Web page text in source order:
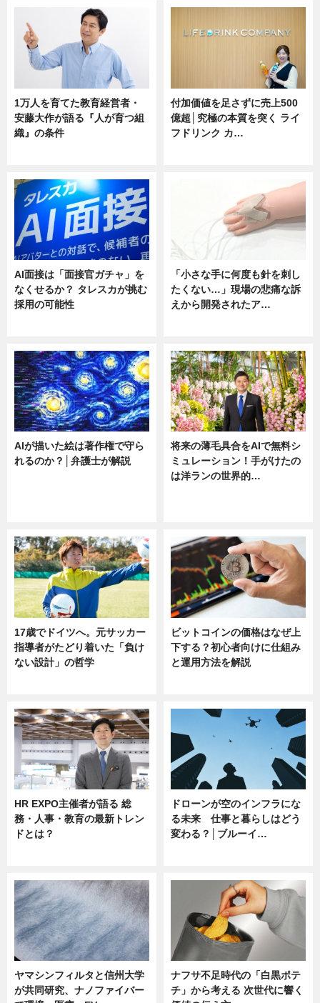
1万人を育てた教育経営者・
安藤大作が語る『人が育つ組
織』の条件
付加価値を足さずに売上500
億超│究極の本質を突く ライ
フドリンク カ…
AI面接は「面接官ガチャ」を
なくせるか？ タレスカが挑む
採用の可能性
「小さな手に何度も針を刺し
たくない…」現場の悲痛な訴
えから開発されたア…
AIが描いた絵は著作権で守ら
れるのか？│弁護士が解説
将来の薄毛具合をAIで無料シ
ミュレーション！手がけたの
は洋ランの世界的…
17歳でドイツへ。元サッカー
指導者がたどり着いた「負け
ない設計」の哲学
ビットコインの価格はなぜ上
下する？初心者向けに仕組み
と運用方法を解説
HR EXPO主催者が語る 総
務・人事・教育の最新トレン
ドとは？
ドローンが空のインフラにな
る未来 仕事と暮らしはどう
変わる？│ブルーイ…
ヤマシンフィルタと信州大学
が共同研究、ナノファイバー
ナフサ不足時代の「白黒ポテ
チ」から考える 次世代に響く